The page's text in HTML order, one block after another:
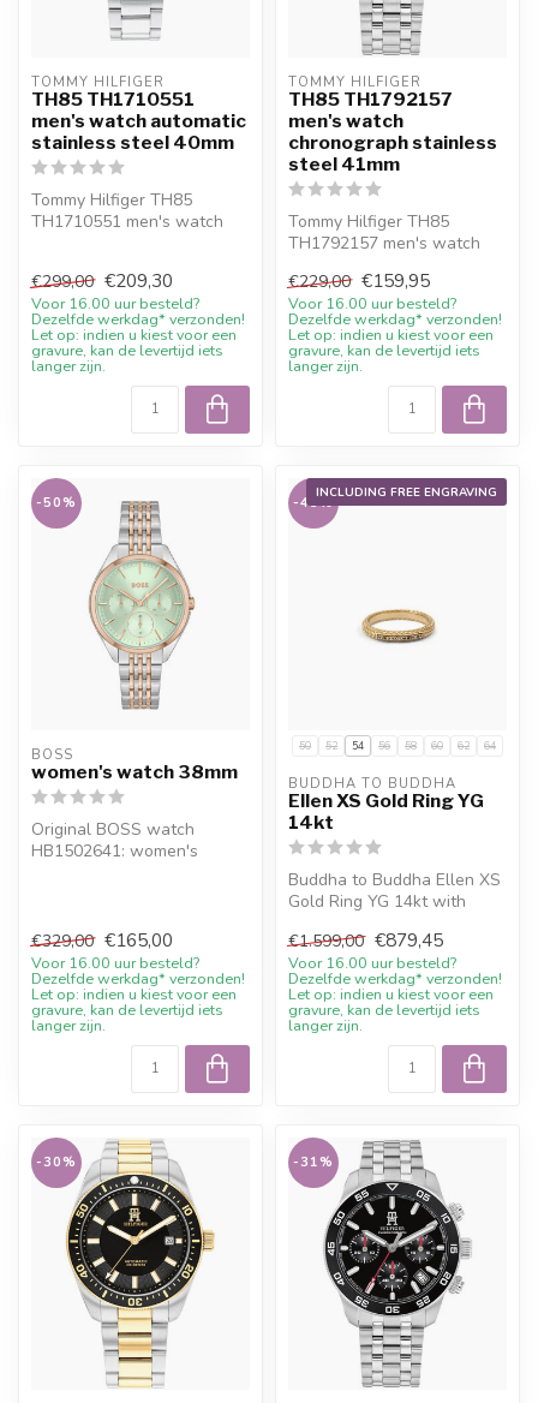
TOMMY HILFIGER
TH85 TH1710551
men's watch automatic
stainless steel 40mm
Tommy Hilfiger TH85
TH1710551 men's watch
€299,00 €209,30
Voor 16.00 uur besteld?
Dezelfde werkdag* verzonden!
Let op: indien u kiest voor een
gravure, kan de levertijd iets
langer zijn.
TOMMY HILFIGER
TH85 TH1792157
men's watch
chronograph stainless
steel 41mm
Tommy Hilfiger TH85
TH1792157 men's watch
41mm. 10% ...
€229,00 €159,95
Voor 16.00 uur besteld?
Dezelfde werkdag* verzonden!
Let op: indien u kiest voor een
gravure, kan de levertijd iets
langer zijn.
-50%
BOSS
women's watch 38mm
Original BOSS watch
HB1502641: women's
€329,00 €165,00
Voor 16.00 uur besteld?
Dezelfde werkdag* verzonden!
Let op: indien u kiest voor een
gravure, kan de levertijd iets
langer zijn.
INCLUDING FREE ENGRAVING
50 52 54 56 58 60 62 64
-45%
BUDDHA TO BUDDHA
Ellen XS Gold Ring YG
14kt
Buddha to Buddha Ellen XS
Gold Ring YG 14kt with
welcome...
€1.599,00 €879,45
Voor 16.00 uur besteld?
Dezelfde werkdag* verzonden!
Let op: indien u kiest voor een
gravure, kan de levertijd iets
langer zijn.
-30% -31%